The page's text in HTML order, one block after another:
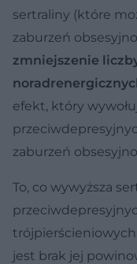
sertraliny (które
zaburzeń
zmniejszenie
efekt, który
zaburzeń
To, co wywyższa
jest brak jej